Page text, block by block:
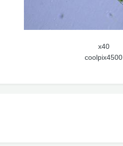
x40
coolpix4500